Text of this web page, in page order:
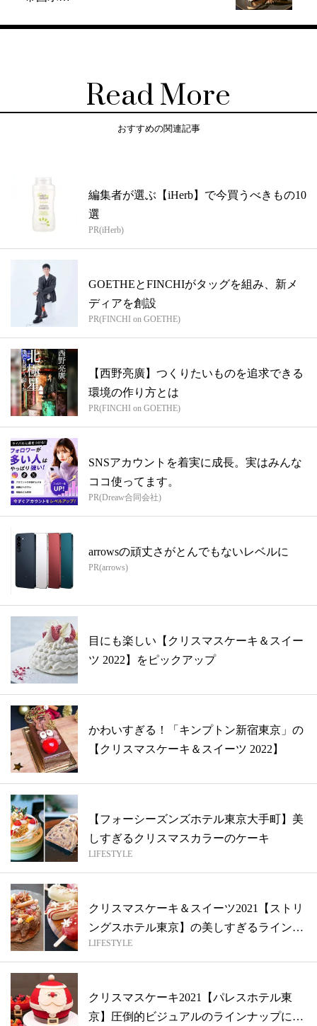
Read More
おすすめの関連記事
編集者が選ぶ【iHerb】で今買うべきもの10
選
PR(iHerb)
GOETHEとFINCHIがタッグを組み、新メ
ディアを創設
PR(FINCHI on GOETHE)
【西野亮廣】つくりたいものを追求できる
環境の作り方とは
PR(FINCHI on GOETHE)
SNSアカウントを着実に成長。実はみんな
ココ使ってます。
PR(Dreaw合同会社)
arrowsの頑丈さがとんでもないレベルに
PR(arrows)
目にも楽しい【クリスマスケーキ＆スイー
ツ 2022】をピックアップ
かわいすぎる！「キンプトン新宿東京」の
【クリスマスケーキ＆スイーツ 2022】
【フォーシーズンズホテル東京大手町】美
しすぎるクリスマスカラーのケーキ
LIFESTYLE
クリスマスケーキ＆スイーツ2021【ストリ
ングスホテル東京】の美しすぎるライン
ナ...
LIFESTYLE
クリスマスケーキ2021【パレスホテル東
京】圧倒的ビジュアルのラインナップに注